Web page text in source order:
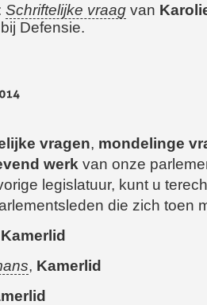
Schriftelijke vraag van
Defensie.
vragen, mondelinge
werk van onze
legislatuur, kunt u
die zich toen
Kamerlid
, Kamerlid